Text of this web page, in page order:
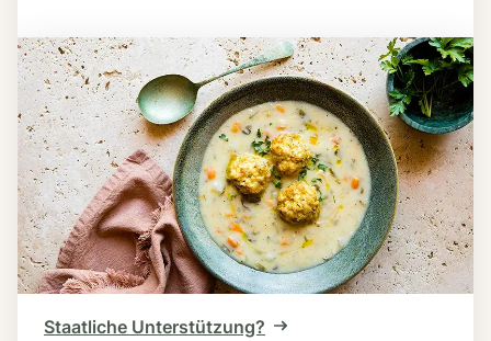
Staatliche Unterstützung?